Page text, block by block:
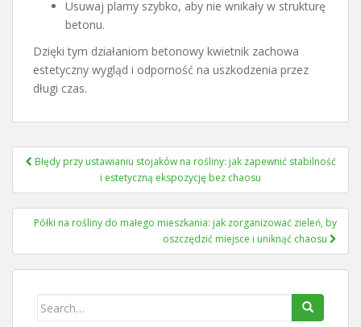
Usuwaj plamy szybko, aby nie wnikały w strukturę
betonu.
Dzięki tym działaniom betonowy kwietnik zachowa
estetyczny wygląd i odporność na uszkodzenia przez
długi czas.
Nawigacja
Błędy przy ustawianiu stojaków na rośliny: jak zapewnić stabilność
i estetyczną ekspozycję bez chaosu
Półki na rośliny do małego mieszkania: jak zorganizować zieleń, by
oszczędzić miejsce i uniknąć chaosu
Search